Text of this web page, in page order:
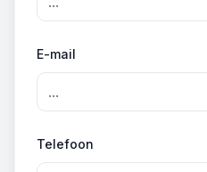
E-mail
Telefoon